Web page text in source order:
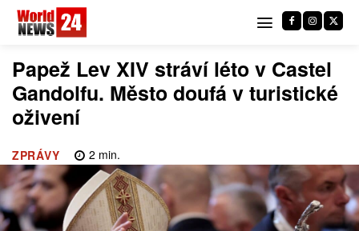
Papež Lev XIV stráví léto v Castel
Gandolfu. Město doufá v turistické
oživení
ZPRÁVY 2 min.